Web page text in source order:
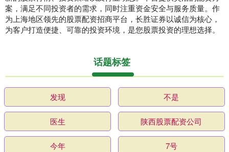
案，满足不同投资者的需求，同时注重资金安全与服务质量。作
为上海地区领先的股票配资招商平台，长胜证券以诚信为核心，
为客户打造便捷、可靠的投资环境，是您股票投资的理想选择。
话题标签
发现 不是
医生 陕西股票配资公司
今年 7号